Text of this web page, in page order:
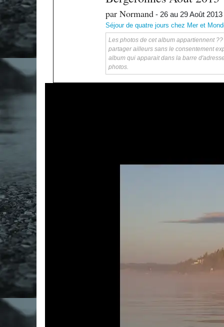
par Normand - 26 au 29 Août 2013
Séjour de quatre jours chez Mer et
Les photos de cet album appartiennent
partager ailleurs sans le consentement
album qui apparait dans la barre
photos.